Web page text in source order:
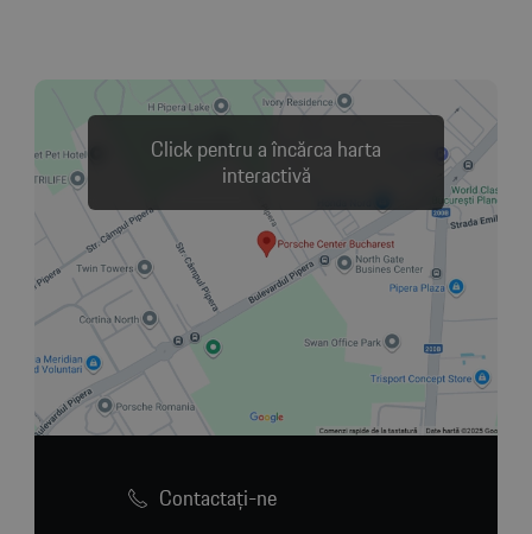
Click pentru a încărca harta
interactivă
Contactaţi-ne